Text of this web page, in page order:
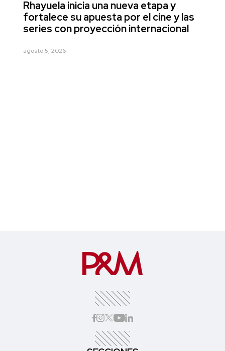
Rhayuela inicia una nueva etapa y
fortalece su apuesta por el cine y las
series con proyección internacional
agosto 5, 2026